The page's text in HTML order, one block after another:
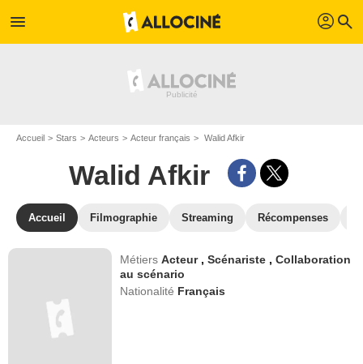
menu profil search
Accueil Stars Acteurs Acteur français Walid Afkir
Walid Afkir
Accueil Filmographie Streaming Récompenses
MétiersActeur ,Scénariste ,Collaboration
au scénario
Nationalité Français